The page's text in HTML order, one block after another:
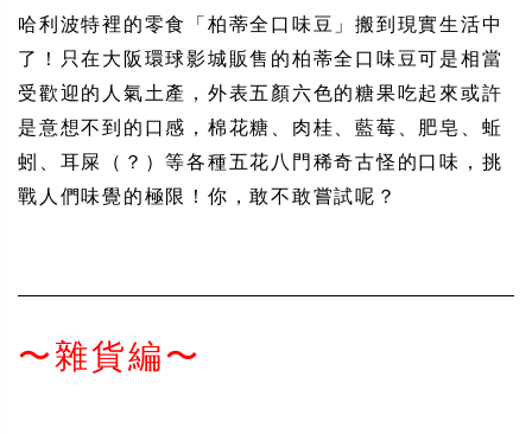
哈利波特裡的零食「柏蒂全口味豆」搬到現實生活中
了！只在大阪環球影城販售的柏蒂全口味豆可是相當
受歡迎的人氣土產 ，外表五顏六色的糖果吃起來或許
是意想不到的口感，棉花糖、肉桂、藍莓、肥皂、蚯
蚓、耳屎（？）等各種五花八門稀奇古怪的口味，挑
戰人們味覺的極限！你，敢不敢嘗試呢？
〜雜貨編〜